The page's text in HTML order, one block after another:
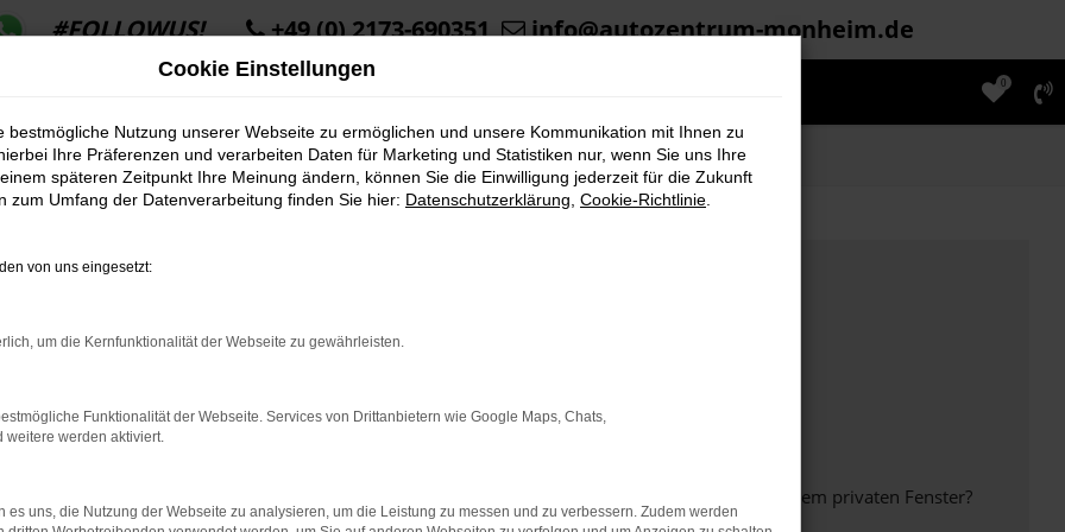
#FOLLOWUS! +49 (0) 2173-690351 info@autozentrum-monheim.de
0
bestimmter Seiten verhindern. Funktioniert die Seite in einem anderen Browser oder in einem privaten Fenster?
Cookie Einstellungen
bestmögliche Nutzung unserer Webseite zu ermöglichen und unsere Kommunikation mit Ihnen zu
Ihre Präferenzen und verarbeiten Daten für Marketing und Statistiken nur, wenn Sie uns Ihre
späteren Zeitpunkt Ihre Meinung ändern, können Sie die Einwilligung jederzeit für die Zukunft
zum Umfang der Datenverarbeitung finden Sie hier: Datenschutzerklärung Cookie-Richtlinie
von uns eingesetzt:
um die Kernfunktionalität der Webseite zu gewährleisten.
Funktionalität der Webseite. Services von Drittanbietern wie Google Maps, Chats,
weitere werden aktiviert.
es uns, die Nutzung der Webseite zu analysieren, um die Leistung zu messen und zu verbessern. Zudem werden